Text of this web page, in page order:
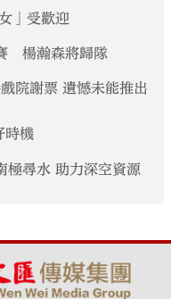
」受歡迎
楊瀚森將歸隊
院謝票 遺憾未能推出
時機
極尋水 助力深空資源